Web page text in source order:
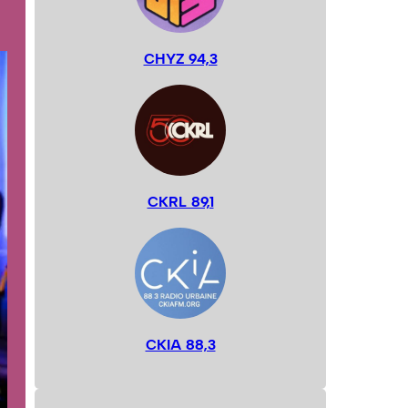
CHYZ 94,3
CKRL 89,1
CKIA 88,3